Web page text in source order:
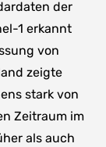
der
1 erkannt
von
zeigte
stark von
Zeitraum im
als auch